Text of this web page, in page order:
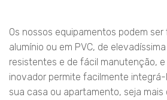
Os nossos equipamentos podem
alumínio ou em PVC, de
resistentes e de fácil manutenção, e
inovador permite facilmente
sua casa ou apartamento, seja mais